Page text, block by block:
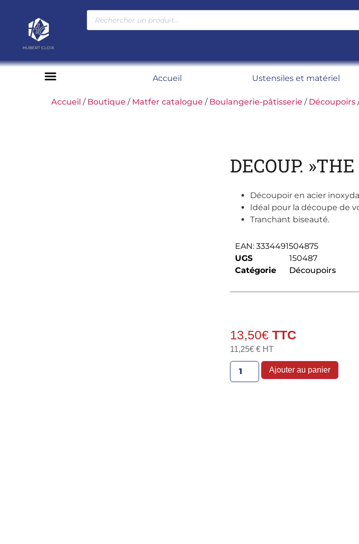
Accueil Ustensiles et matériel
Accueil / Boutique / Matfer catalogue / Boulangerie-pâtisserie / Découpoirs
DECOUP.
Découpoir en acier
Idéal pour la découpe de
Tranchant biseauté.
EAN: 3334491504875
UGS
150487
Catégorie
Découpoirs
13,50€
11,25€€ HT
Ajouter au panier